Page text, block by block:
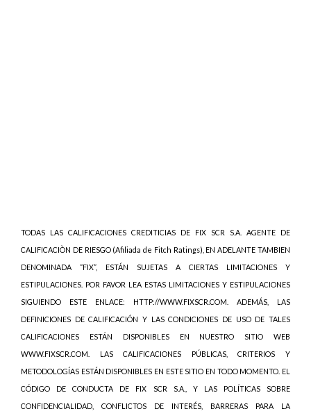
TODAS LAS CALIFICACIONES CREDITICIAS DE FIX SCR S.A. AGENTE DE
CALIFICACIÒN DE RIESGO (Afiliada de Fitch Ratings), EN ADELANTE TAMBIEN
DENOMINADA “FIX”, ESTÁN SUJETAS A CIERTAS LIMITACIONES Y
ESTIPULACIONES. POR FAVOR LEA ESTAS LIMITACIONES Y ESTIPULACIONES
SIGUIENDO ESTE ENLACE: HTTP://WWW.FIXSCR.COM. ADEMÁS, LAS
DEFINICIONES DE CALIFICACIÓN Y LAS CONDICIONES DE USO DE TALES
CALIFICACIONES ESTÁN DISPONIBLES EN NUESTRO SITIO WEB
WWW.FIXSCR.COM. LAS CALIFICACIONES PÚBLICAS, CRITERIOS Y
METODOLOGÍAS ESTÁN DISPONIBLES EN ESTE SITIO EN TODO MOMENTO. EL
CÓDIGO DE CONDUCTA DE FIX SCR S.A., Y LAS POLÍTICAS SOBRE
CONFIDENCIALIDAD, CONFLICTOS DE INTERÉS, BARRERAS PARA LA